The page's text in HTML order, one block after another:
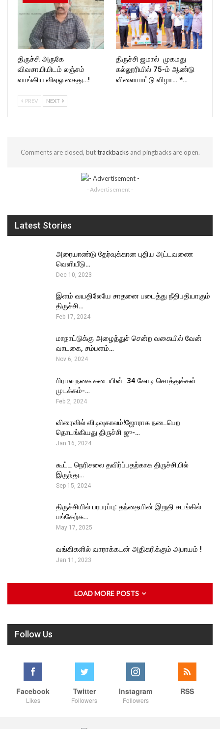
திருச்சி அருகே
விவசாயியிடம் லஞ்சம்
வாங்கிய விஏஓ கைது…!
திருச்சி ஜமால் முகமது
கல்லூரியில் 75-ம் ஆண்டு
விளையாட்டு விழா… *…
PREV NEXT
Comments are closed, buttrackbacksand pingbacks are open.
- Advertisement -
Latest Stories
அரையாண்டு தேர்வுக்கான புதிய அட்டவணை
வெளியீடு…
Dec 10, 2023
இளம் வயதிலேயே சாதனை படைத்து நீதிபதியாகும்
திருச்சி…
Feb 17, 2024
மாநாட்டுக்கு அழைத்துச் சென்ற வகையில் வேன்
வாடகை, சம்பளம்…
Nov 6, 2024
பிரபல நகை கடையின் ₹ 34 கோடி சொத்துக்கள்
முடக்கம்-…
Feb 2, 2024
விரைவில் விடிவுகாலம்!ஜோராக நடைபெற
தொடங்கியது திருச்சி ஜு-…
Jan 16, 2024
கூட்ட நெரிசலை தவிர்ப்பதற்காக திருச்சியில்
இருந்து…
Sep 15, 2024
திருச்சியில் பரபரப்பு: தந்தையின் இறுதி சடங்கில்
பங்கேற்க…
May 17, 2025
வங்கிகளில் வாராக்கடன் அதிகரிக்கும் அபாயம் !
Jan 11, 2023
LOAD MORE POSTS
Follow Us
Facebook
Likes
Twitter
Followers
Instagram
Followers
RSS